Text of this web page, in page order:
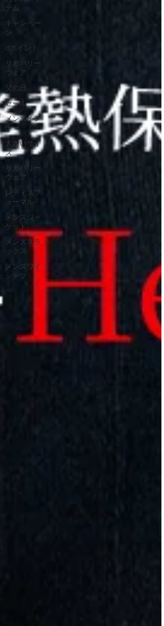
テム
キャンペー
ン
dポイント
リカバリー
ウェア
父の日
セール
メンズイン
ナー
大きいサイ
ズ
リカバリー
ウェア
レディスフ
ォーマル
メンズジャ
ケット
メンズスラ
ックス
メンズワイ
シャツ